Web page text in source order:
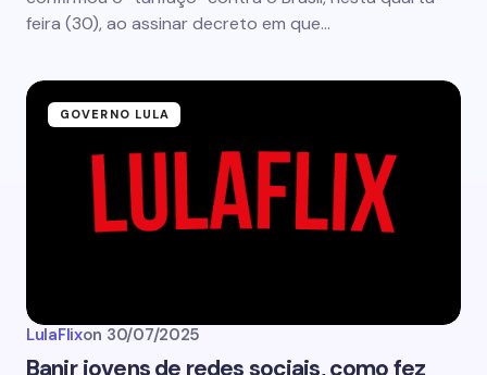
feira (30), ao assinar decreto em que…
GOVERNO LULA
LulaFlixon 30/07/2025
Banir jovens de redes sociais, como fez